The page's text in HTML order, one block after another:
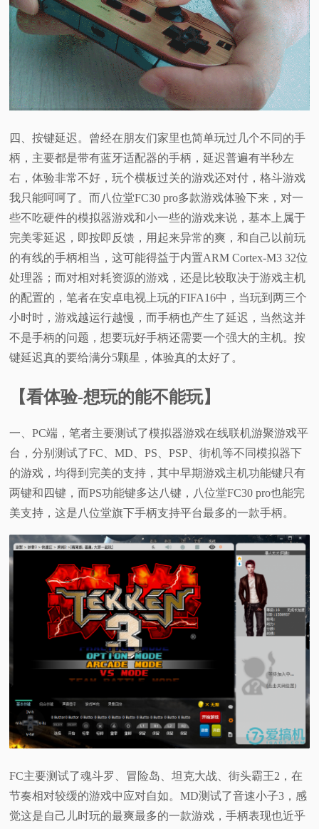
四、按键延迟。曾经在朋友们家里也简单玩过几个不同的手
柄，主要都是带有蓝牙适配器的手柄，延迟普遍有半秒左
右，体验非常不好，玩个横板过关的游戏还对付，格斗游戏
我只能呵呵了。而八位堂FC30 pro多款游戏体验下来，对一
些不吃硬件的模拟器游戏和小一些的游戏来说，基本上属于
完美零延迟，即按即反馈，用起来异常的爽，和自己以前玩
的有线的手柄相当，这可能得益于内置ARM Cortex-M3 32位
处理器；而对相对耗资源的游戏，还是比较取决于游戏主机
的配置的，笔者在安卓电视上玩的FIFA16中，当玩到两三个
小时时，游戏越运行越慢，而手柄也产生了延迟，当然这并
不是手柄的问题，想要玩好手柄还需要一个强大的主机。按
键延迟真的要给满分5颗星，体验真的太好了。
【看体验-想玩的能不能玩】
一、PC端，笔者主要测试了模拟器游戏在线联机游聚游戏平
台，分别测试了FC、MD、PS、PSP、街机等不同模拟器下
的游戏，均得到完美的支持，其中早期游戏主机功能键只有
两键和四键，而PS功能键多达八键，八位堂FC30 pro也能完
美支持，这是八位堂旗下手柄支持平台最多的一款手柄。
FC主要测试了魂斗罗、冒险岛、坦克大战、街头霸王2，在
节奏相对较缓的游戏中应对自如。MD测试了音速小子3，感
觉这是自己儿时玩的最爽最多的一款游戏，手柄表现也近乎